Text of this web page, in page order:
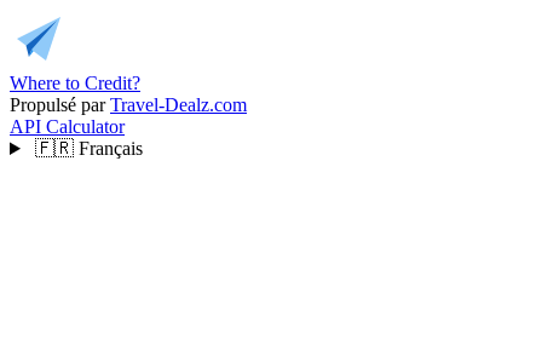
Where to Credit?
Propulsé par Travel-Dealz.com
API Calculator
🇫🇷 Français